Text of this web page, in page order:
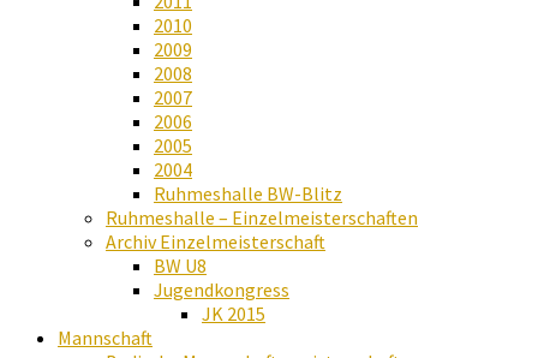
2010
2009
2008
2007
2006
2005
2004
Ruhmeshalle BW-Blitz
Ruhmeshalle – Einzelmeisterschaften
Archiv Einzelmeisterschaft
BW U8
Jugendkongress
JK 2015
Mannschaft